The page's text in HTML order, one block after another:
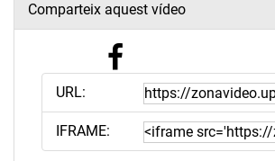
Comparteix aquest vídeo
URL:
IFRAME: